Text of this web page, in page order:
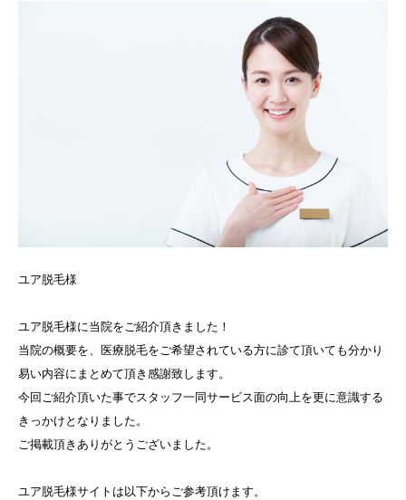
ユア脱毛様
ユア脱毛様に当院をご紹介頂きました！
当院の概要を、医療脱毛をご希望されている方に診て頂いても分かり
易い内容にまとめて頂き感謝致します。
今回ご紹介頂いた事でスタッフ一同サービス面の向上を更に意識する
きっかけとなりました。
ご掲載頂きありがとうございました。
ユア脱毛様サイトは以下からご参考頂けます。